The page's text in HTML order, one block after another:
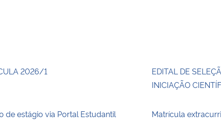
2026/1
EDITAL DE
INICIAÇÃO
de estágio via Portal Estudantil Matrícula